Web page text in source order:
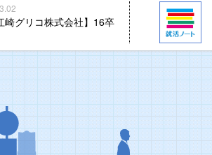
崎グリコ株式会社】16卒